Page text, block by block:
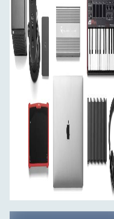
desktop- og
forvandle én port på
læse/skrive SD-
højhastighedsnetværk,
at offloade til et
større ekstern skærm,
kan endda forvandle
lyd- eller podcasting-
redigeringsopsætning.
bruge Thunderbolt
computeroplevelse,
**Når mobil er bedre
det hele og have det
busdrevne bærbare